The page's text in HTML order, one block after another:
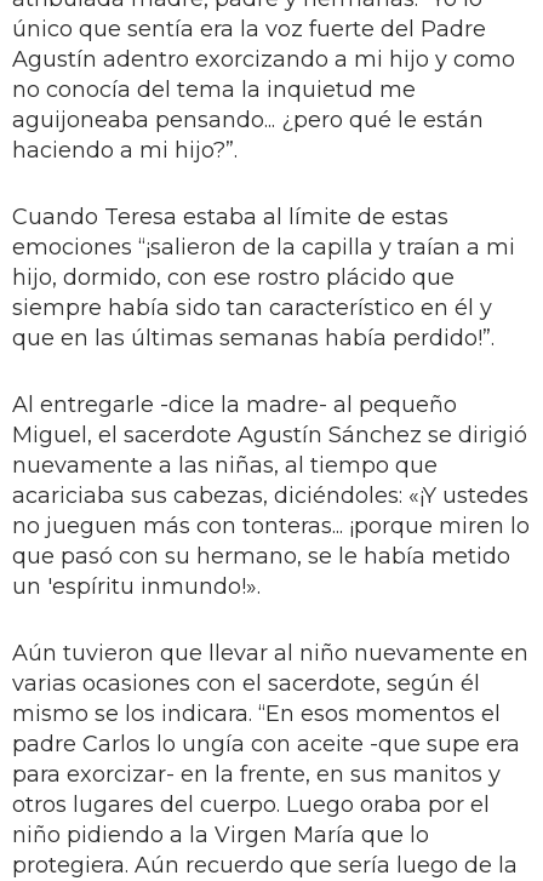
único que sentía era la voz fuerte del Padre
Agustín adentro exorcizando a mi hijo y como
no conocía del tema la inquietud me
aguijoneaba pensando... ¿pero qué le están
haciendo a mi hijo?”.
Cuando Teresa estaba al límite de estas
emociones “¡salieron de la capilla y traían a mi
hijo, dormido, con ese rostro plácido que
siempre había sido tan característico en él y
que en las últimas semanas había perdido!”.
Al entregarle -dice la madre- al pequeño
Miguel, el sacerdote Agustín Sánchez se dirigió
nuevamente a las niñas, al tiempo que
acariciaba sus cabezas, diciéndoles: «¡Y ustedes
no jueguen más con tonteras... ¡porque miren lo
que pasó con su hermano, se le había metido
un 'espíritu inmundo!».
Aún tuvieron que llevar al niño nuevamente en
varias ocasiones con el sacerdote, según él
mismo se los indicara. “En esos momentos el
padre Carlos lo ungía con aceite -que supe era
para exorcizar- en la frente, en sus manitos y
otros lugares del cuerpo. Luego oraba por el
niño pidiendo a la Virgen María que lo
protegiera. Aún recuerdo que sería luego de la